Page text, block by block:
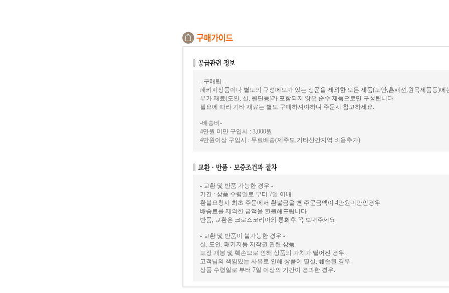
- 구매팁 -
패키지상품이나 별도의 구성메모가 있는 상품을 제외한 모든 제품(도안,홈패션,원목제품등)에
부가 재료(도안, 실, 원단등)가 포함되지 않은 순수 제품으로만 구성됩니다.
필요에 따라 기타 재료는 별도 구매하셔야하니 주문시 참고하세요.
-배송비-
4만원 미만 구입시 : 3,000원
4만원이상 구입시 : 무료배송(제주도,기타산간지역 비용추가)
- 교환 및 반품 가능한 경우 -
기간 : 상품 수령일로 부터 7일 이내
환불요청시 최초 주문에서 환불금을 뺀 주문금액이 4만원미만인경우
배송료를 제외한 금액을 환불해드립니다.
반품, 교환은 크로스코리아와 통화후 꼭 보내주세요.
- 교환 및 반품이 불가능한 경우 -
실, 도안, 패키지등 저작권 관련 상품.
포장 개봉 및 훼손으로 인해 상품의 가치가 떨어진 경우.
고객님의 책임있는 사유로 인해 상품이 멸실, 훼손된 경우.
상품 수령일로 부터 7일 이상의 기간이 경과한 경우.